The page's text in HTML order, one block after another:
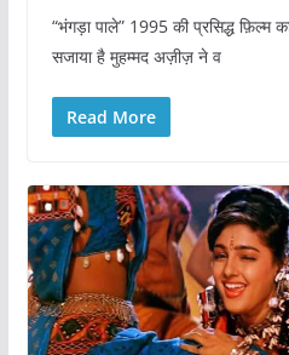
“भंगड़ा पाले” 1995 की प्रसिद्ध फ़िल्म
सजाया है मुहम्मद अज़ीज़ ने व
Read More